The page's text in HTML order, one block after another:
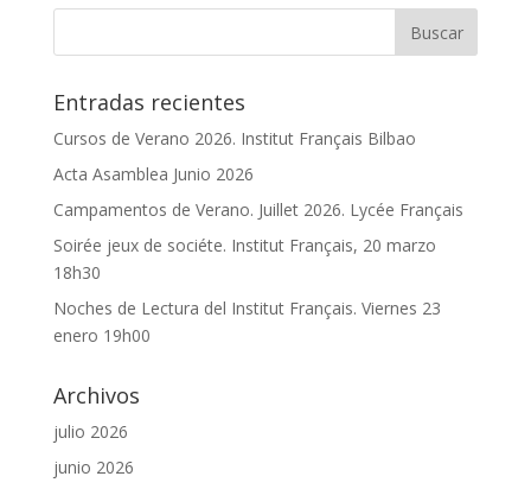
Entradas recientes
Cursos de Verano 2026. Institut Français Bilbao
Acta Asamblea Junio 2026
Campamentos de Verano. Juillet 2026. Lycée Français
Soirée jeux de sociéte. Institut Français, 20 marzo
18h30
Noches de Lectura del Institut Français. Viernes 23
enero 19h00
Archivos
julio 2026
junio 2026